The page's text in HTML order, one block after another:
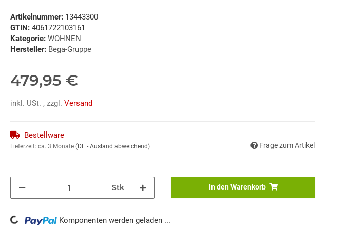
Artikelnummer: 13443300
GTIN: 4061722103161
Kategorie: WOHNEN
Hersteller: Bega-Gruppe
479,95 €
inkl. USt. , zzgl. Versand
Bestellware
Lieferzeit: ca. 3 Monate (DE - Ausland abweichend) Frage zum Artikel
Stk In den Warenkorb
Loading... Komponenten werden geladen ...